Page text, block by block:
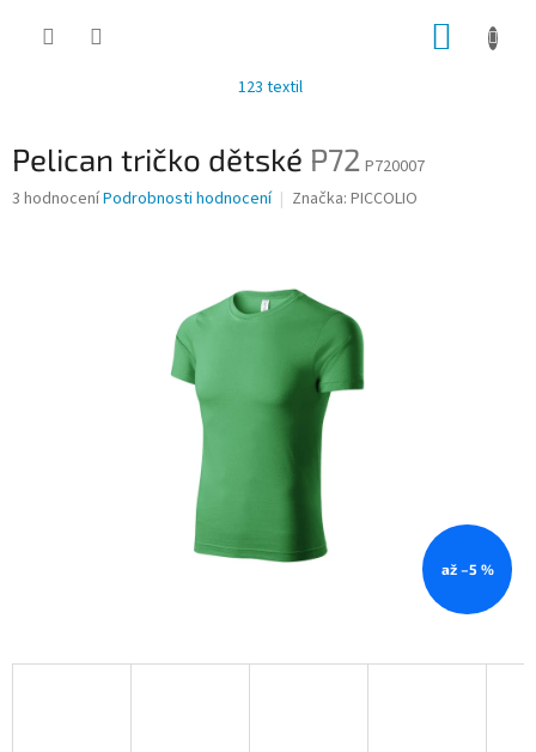
123 textil
Pelican tričko dětské P72 P720007
Průměrné
3 hodnoceníPodrobnosti hodnocení Značka: PICCOLIO
až –5 %